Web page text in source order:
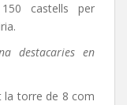
castells per
destacaries en
la torre de 8 com